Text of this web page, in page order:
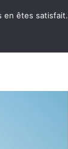
en êtes satisfait.